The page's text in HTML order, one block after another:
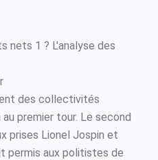
nets 1 ? L'analyse des
des collectivités
premier tour. Le second
prises Lionel Jospin et
permis aux politistes de